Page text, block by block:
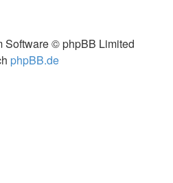
Software © phpBB Limited
phpBB.de